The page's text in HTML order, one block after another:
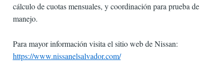
cálculo de cuotas mensuales, y coordinación para prueba de
manejo.
Para mayor información visita el sitio web de Nissan:
https://www.nissanelsalvador.com/